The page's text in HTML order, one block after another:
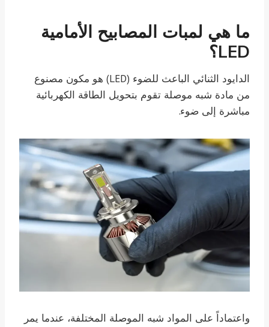
ما هي لمبات المصابيح الأمامية
LED؟
الدايود الثنائي الباعث للضوء (LED) هو مكون مصنوع
من مادة شبه موصلة تقوم بتحويل الطاقة الكهربائية
مباشرة إلى ضوء.
واعتماداً على المواد شبه الموصلة المختلفة، عندما يمر